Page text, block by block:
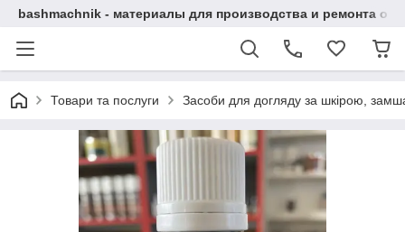
bashmachnik - материалы для производства и ремонта
Товари та послуги Засоби для догляду за шкірою,